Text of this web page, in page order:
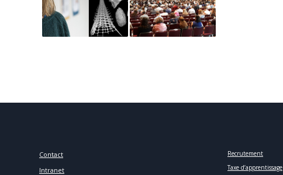
Contact
Intranet
Recrutement
Taxe d’apprentissage